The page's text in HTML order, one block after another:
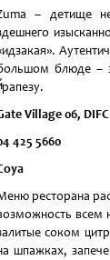
– детище
блюде –
Village 06, DIFC
425 5660
ресторана
всем
соком
шпажках,